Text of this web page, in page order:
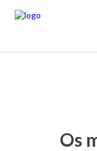
Os